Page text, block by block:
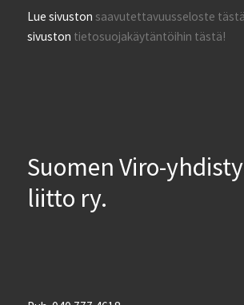
Lue sivustonsaavutettavuusseloste
sivuston tietosuojakäytäntöihin tästä!
Suomen Viro-
liitto ry.